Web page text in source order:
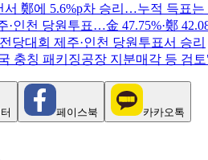
서 鄭에 5.6%p차 승리…누적 득표는
·인천 당원투표…金 47.75%·鄭
당대회 제주·인천 당원투표서 승리
충칭 패키징공장 지분매각 등 검
페이스북 카카오톡